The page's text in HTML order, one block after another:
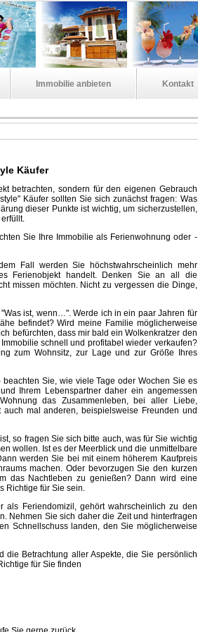
Immobilie anbieten Kontakt
Käufer
betrachten, sondern für den eigenen Gebrauch
Käufer sollten Sie sich zunächst fragen: Was
dieser Punkte ist wichtig, um sicherzustellen,
Sie Ihre Immobilie als Ferienwohnung oder -
Fall werden Sie höchstwahrscheinlich mehr
Ferienobjekt handelt. Denken Sie an all die
missen möchten. Nicht zu vergessen die Dinge,
ist, wenn…". Werde ich in ein paar Jahren für
befindet? Wird meine Familie möglicherweise
befürchten, dass mir bald ein Wolkenkratzer den
schnell und profitabel wieder verkaufen?
zum Wohnsitz, zur Lage und zur Größe Ihres
Sie, wie viele Tage oder Wochen Sie es
Ihrem Lebenspartner daher ein angemessen
das Zusammenleben, bei aller Liebe,
mal anderen, beispielsweise Freunden und
so fragen Sie sich bitte auch, was für Sie wichtig
wollen. Ist es der Meerblick und die unmittelbare
werden Sie bei mit einem höherem Kaufpreis
machen. Oder bevorzugen Sie den kurzen
das Nachtleben zu genießen? Dann wird eine
Richtige für Sie sein.
als Feriendomizil, gehört wahrscheinlich zu den
Nehmen Sie sich daher die Zeit und hinterfragen
Schnellschuss landen, den Sie möglicherweise
die Betrachtung aller Aspekte, die Sie persönlich
für Sie finden